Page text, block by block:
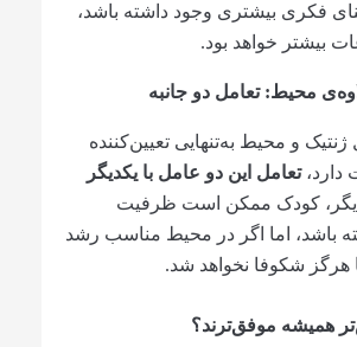
فکری بیشتری وجود داشته باشد،
بیشتر خواهد بود.
محیط: تعامل دو جانبه
و محیط به‌تنهایی تعیین‌کننده
دارد، تعامل این دو عامل با یکدیگر
کودک ممکن است ظرفیت
باشد، اما اگر در محیط مناسب رشد
هرگز شکوفا نخواهد شد.
همیشه موفق‌ترند؟